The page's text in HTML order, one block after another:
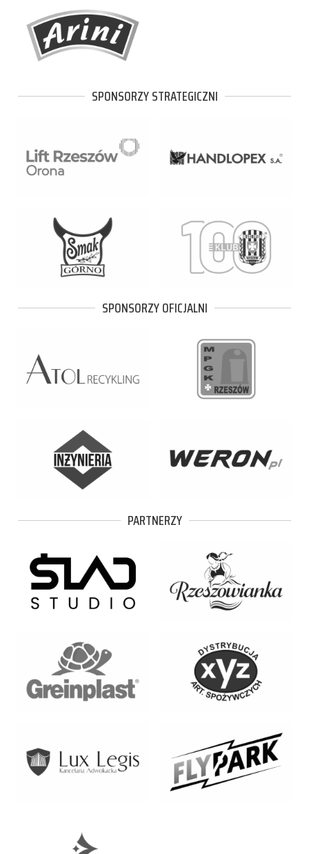
SPONSORZY STRATEGICZNI
SPONSORZY OFICJALNI
PARTNERZY